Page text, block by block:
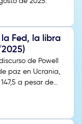
Fed, la libra
de Powell
paz en Ucrania,
a pesar de